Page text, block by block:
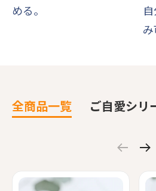
める。
み
全商品一覧 ご自愛シリ